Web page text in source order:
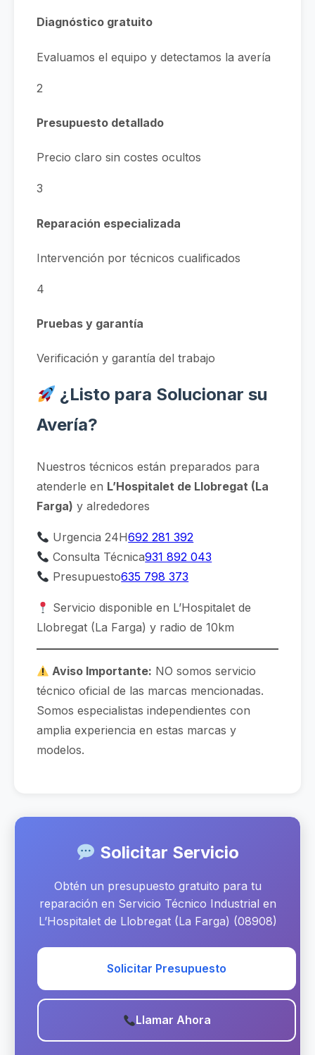
Diagnóstico gratuito
Evaluamos el equipo y detectamos la avería
2
Presupuesto detallado
Precio claro sin costes ocultos
3
Reparación especializada
Intervención por técnicos cualificados
4
Pruebas y garantía
Verificación y garantía del trabajo
¿Listo para Solucionar su
Avería?
Nuestros técnicos están preparados para
atenderle en L’Hospitalet de Llobregat (La
Farga) y alrededores
Urgencia 24H692 281 392
Consulta Técnica931 892 043
Presupuesto635 798 373
Servicio disponible en L’Hospitalet de
Llobregat (La Farga) y radio de 10km
Aviso Importante: NO somos servicio
técnico oficial de las marcas mencionadas.
Somos especialistas independientes con
amplia experiencia en estas marcas y
modelos.
Solicitar Servicio
Obtén un presupuesto gratuito para tu
reparación en Servicio Técnico Industrial en
L’Hospitalet de Llobregat (La Farga) (08908)
Solicitar Presupuesto
Llamar Ahora